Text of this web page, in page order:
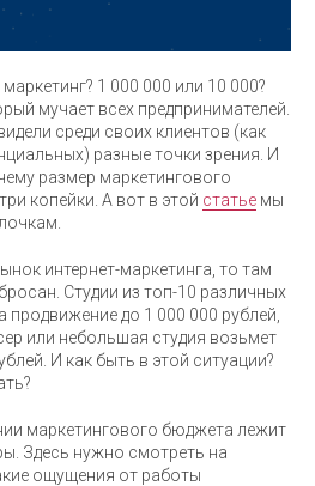
1 000 000 или 10 000?
мучает всех предпринимателей.
среди своих клиентов (как
разные точки зрения. И
размер маркетингового
копейки. А вот в этой статье мы
интернет-маркетинга, то там
Студии из топ-10 различных
продвижение до 1 000 000 рублей,
или небольшая студия возьмет
И как быть в этой ситуации?
маркетингового бюджета лежит
Здесь нужно смотреть на
ощущения от работы